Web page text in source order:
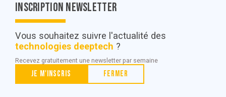
© POC Media 2026
Tous droits réservés.
Qui sommes nous ?
Mentions légales
Inscription Newsletter
Vous souhaitez suivre l'actualité des
technologies deeptech ?
Recevez gratuitement une newsletter par semaine
Je m'inscris Fermer